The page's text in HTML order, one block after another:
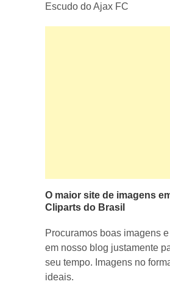
Escudo do Ajax FC
O maior site de imagens
Cliparts do Brasil
Procuramos boas imagens
em nosso blog justamente
seu tempo. Imagens no
ideais.